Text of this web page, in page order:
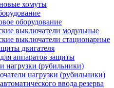
хомуты
оборудование
выключатели модульные
выключатели стационарные
двигателя
аппаратов защиты
нагрузки (рубильники)
нагрузки (рубильники)
ввода резерва